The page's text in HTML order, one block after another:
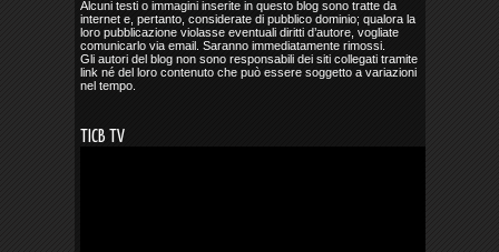
Alcuni testi o immagini inserite in questo blog sono tratte da
internet e, pertanto, considerate di pubblico dominio; qualora la
loro pubblicazione violasse eventuali diritti d’autore, vogliate
comunicarlo via email. Saranno immediatamente rimossi.
Gli autori del blog non sono responsabili dei siti collegati tramite
link né del loro contenuto che può essere soggetto a variazioni
nel tempo.
TICB TV